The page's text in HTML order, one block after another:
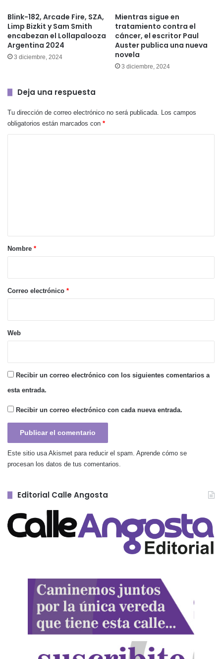
Blink-182, Arcade Fire, SZA,
Limp Bizkit y Sam Smith
encabezan el Lollapalooza
Argentina 2024
3 diciembre, 2024
Mientras sigue en
tratamiento contra el
cáncer, el escritor Paul
Auster publica una nueva
novela
3 diciembre, 2024
Deja una respuesta
Tu dirección de correo electrónico no será publicada. Los campos
obligatorios están marcados con *
r
*
Nombre *
Correo electrónico *
Web
Recibir un correo electrónico con los siguientes comentarios a
esta entrada.
Recibir un correo electrónico con cada nueva entrada.
Este sitio usa Akismet para reducir el spam. Aprende cómo se
procesan los datos de tus comentarios.
Editorial Calle Angosta